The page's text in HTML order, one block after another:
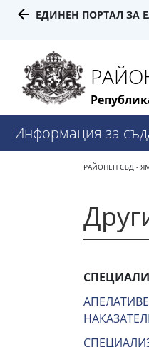
ЕДИНЕН ПОРТАЛ ЗА
Информация за
РАЙОНЕН СЪД -